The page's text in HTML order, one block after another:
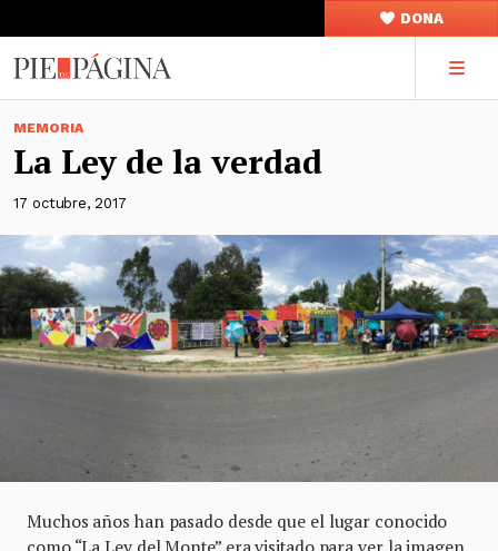
DONA
MEMORIA
La Ley de la verdad
17 octubre, 2017
Muchos años han pasado desde que el lugar conocido